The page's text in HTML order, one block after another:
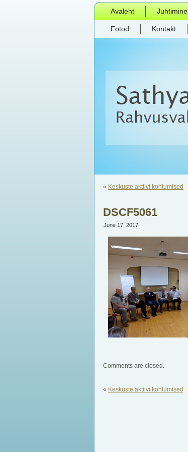
Avaleht Juhtimine
Fotod Kontakt
« Keskuste aktiivi kohtumised
DSCF5061
June 17, 2017
Comments are closed.
« Keskuste aktiivi kohtumised